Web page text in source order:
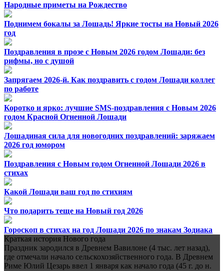
Народные приметы на Рождество
Поднимем бокалы за Лошадь! Яркие тосты на Новый 2026
год
Поздравления в прозе с Новым 2026 годом Лошади: без
рифмы, но с душой
Запрягаем 2026-й. Как поздравить с годом Лошади коллег
по работе
Коротко и ярко: лучшие SMS-поздравления с Новым 2026
годом Красной Огненной Лошади
Лошадиная сила для новогодних поздравлений: заряжаем
2026 год юмором
Поздравления с Новым годом Огненной Лошади 2026 в
стихах
Какой Лошади ваш год по стихиям
Что подарить теще на Новый год 2026
Гороскоп в стихах на год Лошади 2026 по знакам Зодиака
Краткая история Нового года
Праздник зародился в Древнем Вавилоне (4 тыс. лет назад),
где отмечали начало сельскохозяйственного года. В Древнем
Риме Юлий Цезарь ввел 1 января как начало года (45 г. до н.